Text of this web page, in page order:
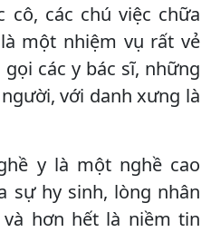
cô, các chú việc chữa
một nhiệm vụ rất vẻ
các y bác sĩ, những
với danh xưng là
y là một nghề cao
sự hy sinh, lòng nhân
hơn hết là niềm tin